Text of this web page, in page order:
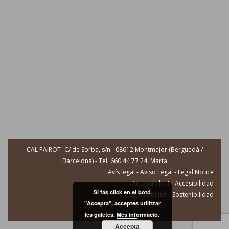
CAL PAIROT- C/ de Sorba, s/n - 08612 Montmajor (Berguedà /
Barcelona) - Tel. 660 44 77 24: Marta
Avís legal - Aviso Legal - Legal Notice
Accessibilitat - Accesibilidad
Sostenibilitat - Sostenibilidad
Si fas click en el botó
"Accepta", acceptes utilitzar
les galetes. Més informació.
Accepta